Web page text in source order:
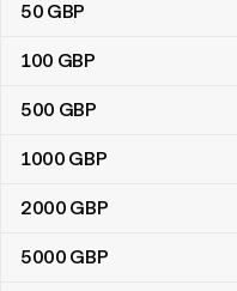
50 GBP
100 GBP
500 GBP
1000 GBP
2000 GBP
5000 GBP